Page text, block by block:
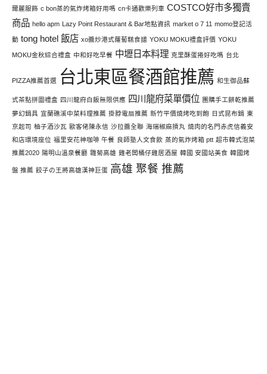
爾麗服飾 c bon蒸的氣炸烤箱好用嗎 cn卡通歡樂列車 COSTCO好市多獨賣
商品 hello apm Lazy Point Restaurant & Bar地點資訊 market o 7 11 momo登記活
動 tong hotel 飯店 xo醬炒港式蘿蔔糕食譜 YOKU MOKU禮盒評價 YOKU
MOKU金秋綜合禮盒 中和好吃早餐 中壢日本料理 克里酥蛋捲好吃嗎 台北
PIZZA推薦首選 台北東區餐酒館推薦 和生御品蘇
式茶點拼圖禮盒 四川龍府白飯無限供應 四川龍府菜單價位 團購手工餅乾推薦
夢幻鍋具 宜蘭礁溪中菜料理推薦 掛脖電扇推薦 新竹平價燒烤吃到飽 日式昆布鍋 東
京起司 柚子酒沙瓦 歐客佬陳永信 沙拉醬全聯 海瑞椒麻摃丸 燒肉的名門赤虎信義安
和店環境座位 福里安花神咖啡 午餐 良師塾人文食飲 蒸的氣炸烤箱 ptt 超市韓式泡菜
推薦2020 陽明山溫泉餐廳 雛菊高雄 雞老闆桶仔雞居酒屋 韓國 安國站美食 韓國烤
盤 推薦 餃子の王將高雄漢神巨蛋 高雄 聚餐 推薦